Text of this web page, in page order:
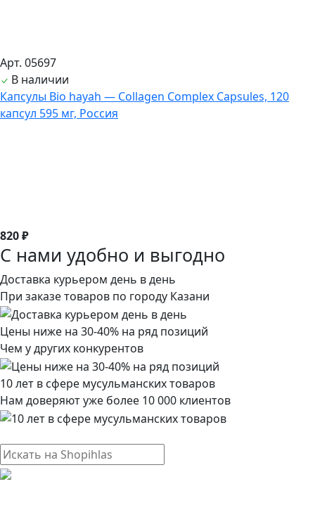
Арт. 05697
В наличии
Капсулы Bio hayah — Collagen Complex Capsules, 120
капсул 595 мг, Россия
820 ₽
С нами удобно и выгодно
Доставка курьером день в день
При заказе товаров по городу Казани
Цены ниже на 30-40% на ряд позиций
Чем у других конкурентов
10 лет в сфере мусульманских товаров
Нам доверяют уже более 10 000 клиентов